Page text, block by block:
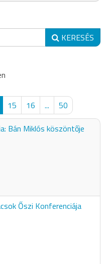
KERESÉS
15 16 ...
50
Bán Miklós köszöntője
Őszi Konferenciája